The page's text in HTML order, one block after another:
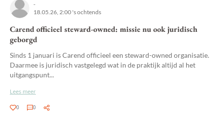
-
18.05.26, 2:00 's ochtends
Carend officieel steward-owned: missie nu ook juridisch
geborgd
Sinds 1 januari is Carend officieel een steward-owned organisatie.
Daarmee is juridisch vastgelegd wat in de praktijk altijd al het
uitgangspunt...
Lees meer
0 0